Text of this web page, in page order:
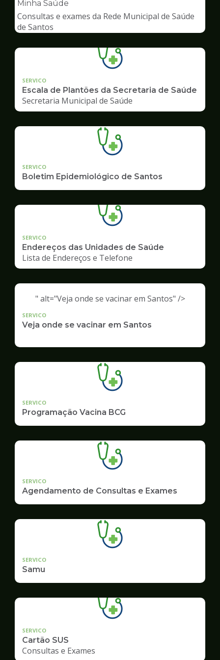
de
Saúde
Minha Saúde
Consultas e exames da Rede Municipal de Saúde
de Santos
SERVICO
Escala de Plantões da Secretaria de Saúde
Secretaria Municipal de Saúde
SERVICO
Boletim Epidemiológico de Santos
SERVICO
Endereços das Unidades de Saúde
Lista de Endereços e Telefone
" alt="Veja onde se vacinar em Santos" />
SERVICO
Veja onde se vacinar em Santos
SERVICO
Programação Vacina BCG
SERVICO
Agendamento de Consultas e Exames
SERVICO
Samu
SERVICO
Cartão SUS
Consultas e Exames